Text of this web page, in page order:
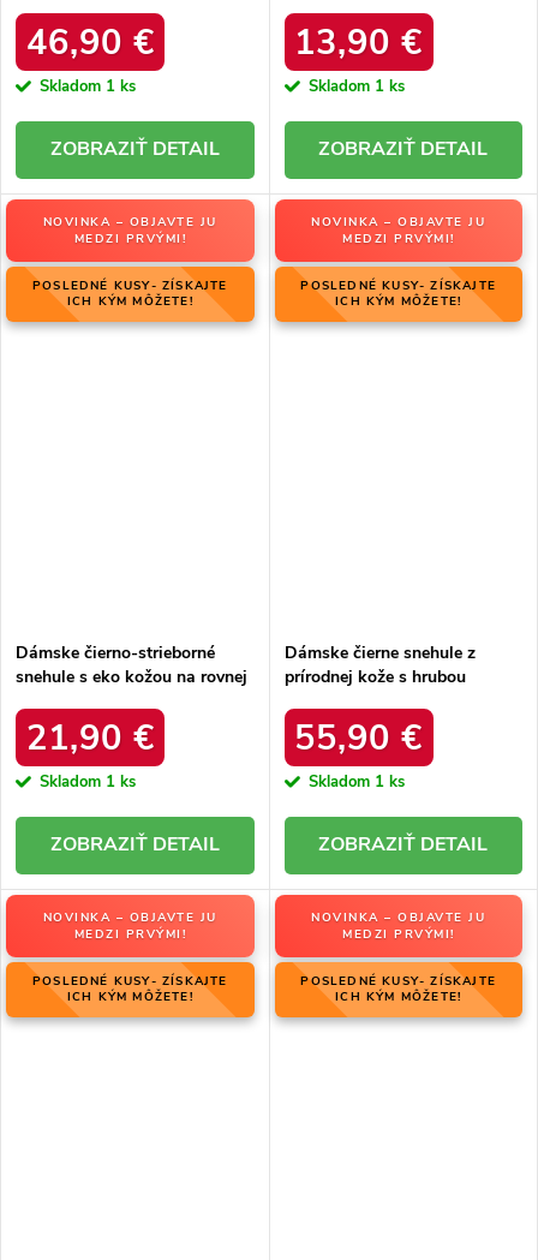
46,90 €
Skladom 1 ks
DETAIL
LEOPARD
13,90 €
Skladom 1 ks
DETAIL
NOVINKA – OBJAVTE JU
MEDZI PRVÝMI!
POSLEDNÉ KUSY- ZÍSKAJTE
ICH KÝM MÔŽETE!
Dámske čierno-strieborné
snehule s eko kožou na rovnej
34586 SREBRNY
21,90 €
Skladom 1 ks
DETAIL
NOVINKA – OBJAVTE JU
MEDZI PRVÝMI!
POSLEDNÉ KUSY- ZÍSKAJTE
ICH KÝM MÔŽETE!
Dámske čierne snehule z
prírodnej kože s hrubou
produktu OO274A206
55,90 €
Skladom 1 ks
DETAIL
NOVINKA – OBJAVTE JU
MEDZI PRVÝMI!
POSLEDNÉ KUSY- ZÍSKAJTE
ICH KÝM MÔŽETE!
NOVINKA – OBJAVTE JU
MEDZI PRVÝMI!
POSLEDNÉ KUSY- ZÍSKAJTE
ICH KÝM MÔŽETE!